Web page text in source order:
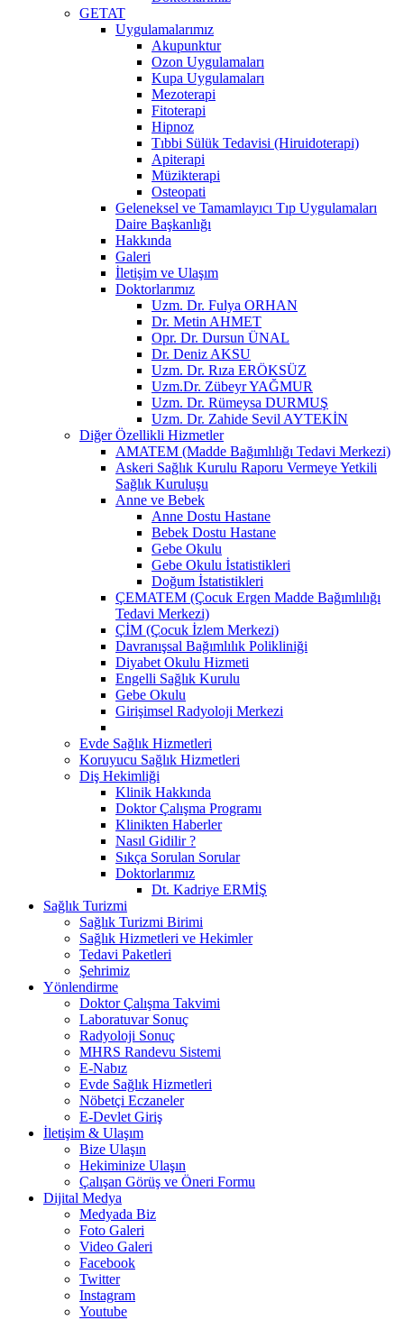
GETAT
Uygulamalarımız
Akupunktur
Ozon Uygulamaları
Kupa Uygulamaları
Mezoterapi
Fitoterapi
Hipnoz
Tıbbi Sülük Tedavisi (Hiruidoterapi)
Apiterapi
Müzikterapi
Osteopati
Geleneksel ve Tamamlayıcı Tıp Uygulamaları
Daire Başkanlığı
Hakkında
Galeri
İletişim ve Ulaşım
Doktorlarımız
Uzm. Dr. Fulya ORHAN
Dr. Metin AHMET
Opr. Dr. Dursun ÜNAL
Dr. Deniz AKSU
Uzm. Dr. Rıza ERÖKSÜZ
Uzm.Dr. Zübeyr YAĞMUR
Uzm. Dr. Rümeysa DURMUŞ
Uzm. Dr. Zahide Sevil AYTEKİN
Diğer Özellikli Hizmetler
AMATEM (Madde Bağımlılığı Tedavi Merkezi)
Askeri Sağlık Kurulu Raporu Vermeye Yetkili
Sağlık Kuruluşu
Anne ve Bebek
Anne Dostu Hastane
Bebek Dostu Hastane
Gebe Okulu
Gebe Okulu İstatistikleri
Doğum İstatistikleri
ÇEMATEM (Çocuk Ergen Madde Bağımlılığı
Tedavi Merkezi)
ÇİM (Çocuk İzlem Merkezi)
Davranışsal Bağımlılık Polikliniği
Diyabet Okulu Hizmeti
Engelli Sağlık Kurulu
Gebe Okulu
Girişimsel Radyoloji Merkezi
Evde Sağlık Hizmetleri
Koruyucu Sağlık Hizmetleri
Diş Hekimliği
Klinik Hakkında
Doktor Çalışma Programı
Klinikten Haberler
Nasıl Gidilir ?
Sıkça Sorulan Sorular
Doktorlarımız
Dt. Kadriye ERMİŞ
Sağlık Turizmi
Sağlık Turizmi Birimi
Sağlık Hizmetleri ve Hekimler
Tedavi Paketleri
Şehrimiz
Yönlendirme
Doktor Çalışma Takvimi
Laboratuvar Sonuç
Radyoloji Sonuç
MHRS Randevu Sistemi
E-Nabız
Evde Sağlık Hizmetleri
Nöbetçi Eczaneler
E-Devlet Giriş
İletişim & Ulaşım
Bize Ulaşın
Hekiminize Ulaşın
Çalışan Görüş ve Öneri Formu
Dijital Medya
Medyada Biz
Foto Galeri
Video Galeri
Facebook
Twitter
Instagram
Youtube